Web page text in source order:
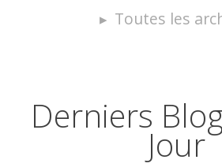
Toutes les
Derniers
Jour